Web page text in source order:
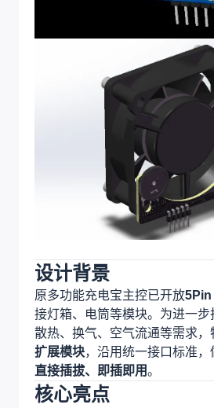
设计背景
原多功能充电宝主控已开放5Pin
接灯箱、电筒等模块。为进一步
散热、换气、空气流通等需求，
扩展模块，沿用统一接口标准，
直接插拔、即插即用。
核心亮点